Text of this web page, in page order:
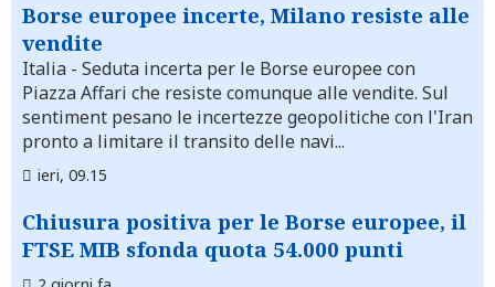
Borse europee incerte, Milano resiste alle
vendite
Italia - Seduta incerta per le Borse europee con
Piazza Affari che resiste comunque alle vendite. Sul
sentiment pesano le incertezze geopolitiche con l'Iran
pronto a limitare il transito delle navi...
ieri, 09.15
Chiusura positiva per le Borse europee, il
FTSE MIB sfonda quota 54.000 punti